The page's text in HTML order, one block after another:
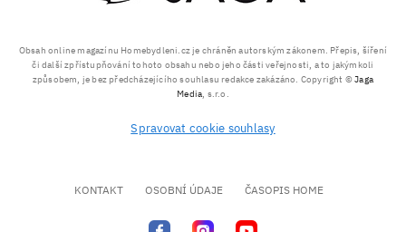
Obsah online magazínu Homebydleni.cz je chráněn autorským zákonem. Přepis, šíření
či další zpřístupňování tohoto obsahu nebo jeho části veřejnosti, a to jakýmkoli
způsobem, je bez předcházejícího souhlasu redakce zakázáno. Copyright ©Jaga
Media, s.r.o.
Spravovat cookie souhlasy
KONTAKT OSOBNÍ ÚDAJE ČASOPIS HOME